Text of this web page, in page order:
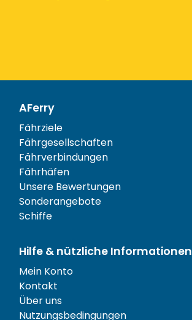
AFerry
Fährziele
Fährgesellschaften
Fährverbindungen
Fährhäfen
Unsere Bewertungen
Sonderangebote
Schiffe
Hilfe & nützliche Informationen
Mein Konto
Kontakt
Über uns
Nutzungsbedingungen